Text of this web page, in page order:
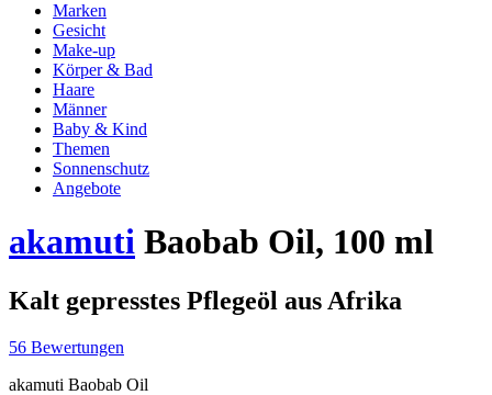
Marken
Gesicht
Make-up
Körper & Bad
Haare
Männer
Baby & Kind
Themen
Sonnenschutz
Angebote
akamuti Baobab Oil, 100 ml
Kalt gepresstes Pflegeöl aus Afrika
56 Bewertungen
akamuti Baobab Oil